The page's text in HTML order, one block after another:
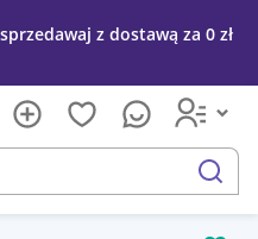
z dostawą za 0 zł
szukaj